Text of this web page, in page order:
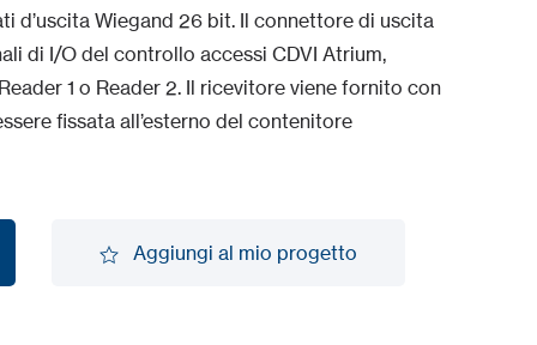
d’uscita Wiegand 26 bit. Il connettore di uscita
di I/O del controllo accessi CDVI Atrium,
1 o Reader 2. Il ricevitore viene fornito con
fissata all’esterno del contenitore
Aggiungi al mio progetto